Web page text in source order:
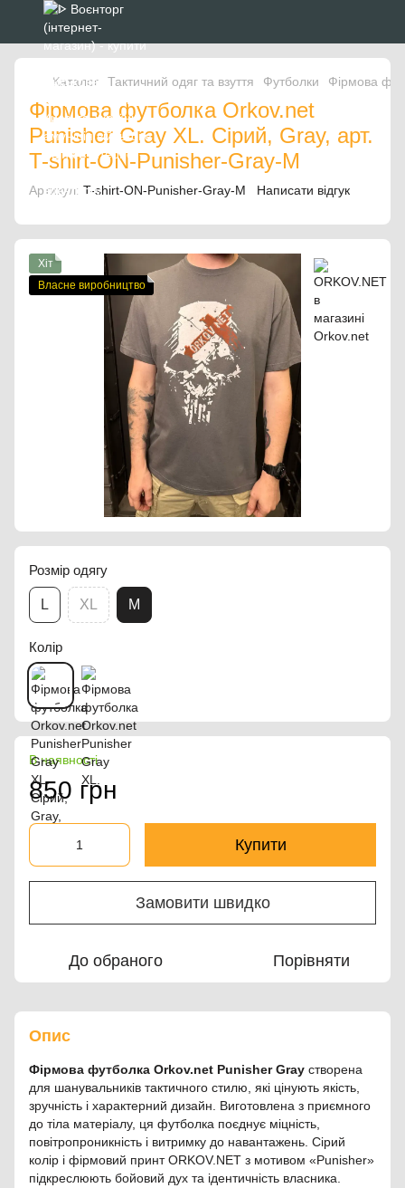
Каталог Тактичний одяг та взуття Футболки Фірмова
Фірмова футболка Orkov.net
Punisher Gray XL. Сірий, Gray, арт.
T-shirt-ON-Punisher-Gray-M
Артикул: T-shirt-ON-Punisher-Gray-M Написати відгук
Хіт
Власне виробництво
Розмір одягу
L XL M
Колір
В наявності
850 грн
Купити
Замовити швидко
До обраного Порівняти
Опис
Фірмова футболка Orkov.net Punisher Gray створена
для шанувальників тактичного стилю, які цінують якість,
зручність і характерний дизайн. Виготовлена з приємного
до тіла матеріалу, ця футболка поєднує міцність,
повітропроникність і витримку до навантажень. Сірий
колір і фірмовий принт ORKOV.NET з мотивом «Punisher»
підкреслюють бойовий дух та ідентичність власника.